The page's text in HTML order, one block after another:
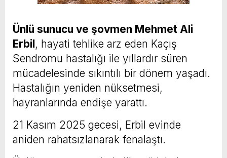
Ünlü sunucu ve şovmen Mehmet Ali
Erbil, hayati tehlike arz eden Kaçış
Sendromu hastalığı ile yıllardır süren
mücadelesinde sıkıntılı bir dönem yaşadı.
Hastalığın yeniden nüksetmesi,
hayranlarında endişe yarattı.
21 Kasım 2025 gecesi, Erbil evinde
aniden rahatsızlanarak fenalaştı.